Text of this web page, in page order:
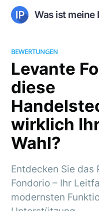
Was ist meine
BEWERTUNGEN
Levante
diese
wirklich
Wahl?
Entdecken Sie das
Fondorio – Ihr
modernsten